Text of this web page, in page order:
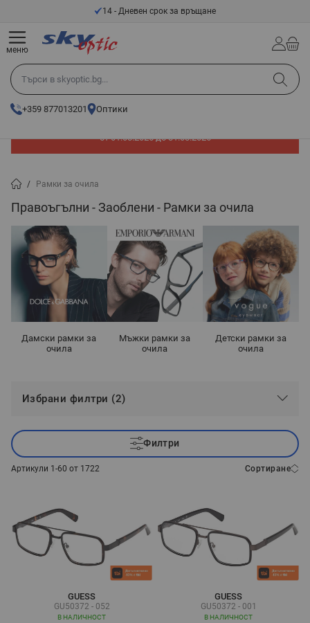
Прескачане към съдържанието14 - Дневен срок за връщане
Търси в skyoptic.bg...
+359 877013201 Оптики
меню
от 01.08.2026 до 31.08.2026
/ Рамки за очила
Правоъгълни - Заоблени - Рамки за очила
Дамски рамки за
очила
Мъжки рамки за
очила
Детски рамки за
очила
Избрани филтри (2)
Филтри
Артикули 1-60 от 1722 Сортиране
GUESS
GU50372 - 052
В НАЛИЧНОСТ
GUESS
GU50372 - 001
В НАЛИЧНОСТ